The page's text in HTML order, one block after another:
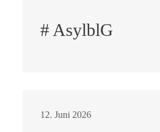
# AsylblG
12. Juni 2026